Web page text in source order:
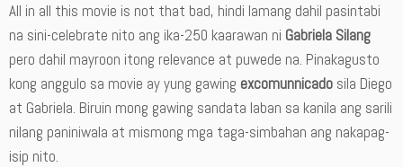
All in all this movie is not that bad, hindi lamang dahil pasintabi
na sini-celebrate nito ang ika-250 kaarawan ni Gabriela Silang
pero dahil mayroon itong relevance at puwede na. Pinakagusto
kong anggulo sa movie ay yung gawing excomunnicado sila Diego
at Gabriela. Biruin mong gawing sandata laban sa kanila ang sarili
nilang paniniwala at mismong mga taga-simbahan ang nakapag-
isip nito.